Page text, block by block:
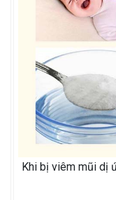
Khi bị viêm mũi dị